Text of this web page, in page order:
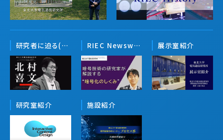
研究者に迫る(通研人) RIEC Newsweb 展示室紹介
研究室紹介 施設紹介